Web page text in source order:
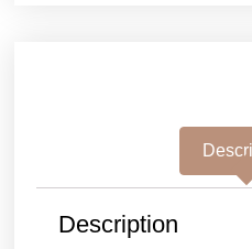
Description